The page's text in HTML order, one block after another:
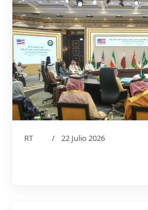
RT 22 Julio 2026